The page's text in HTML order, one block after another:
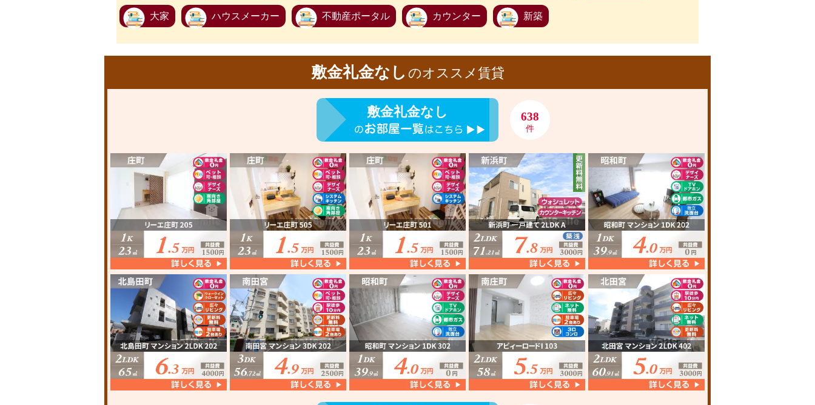
大家 ハウスメーカー 不動産ポータル カウンター 新築
敷金礼金なし のオススメ賃貸
敷金礼金なし 638
件